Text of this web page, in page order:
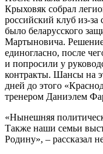
Крыховяк собрал
российский клуб из-
было беларусского
Мартыновича.
единогласно, после
и попросили у
контракты. Шансы на
дней до этого
тренером Даниэлем
«Нынешняя
Также наши семьи
Родину», – рассказал